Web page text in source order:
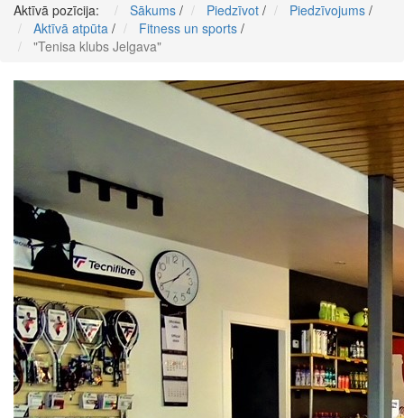
Aktīvā pozīcija:
Sākums / Piedzīvot / Piedzīvojums /
Aktīvā atpūta / Fitness un sports /
"Tenisa klubs Jelgava"